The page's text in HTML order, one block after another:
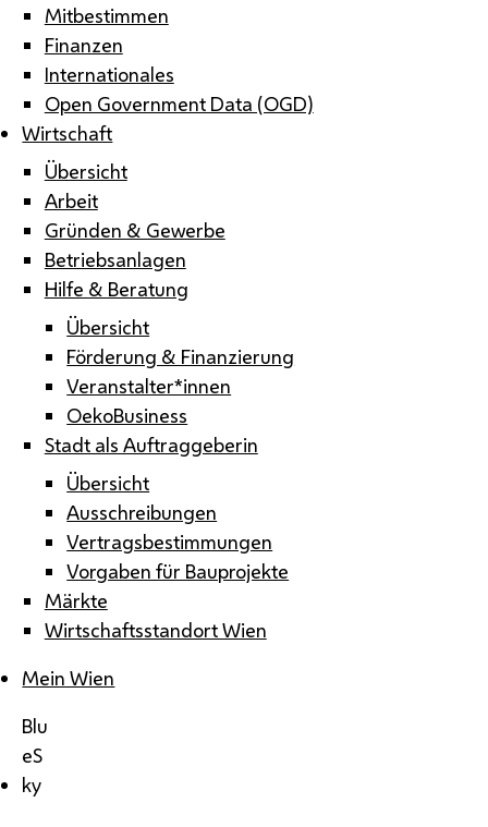
Mitbestimmen
Finanzen
Internationales
Open Government Data (OGD)
Wirtschaft
Übersicht
Arbeit
Gründen & Gewerbe
Betriebsanlagen
Hilfe & Beratung
Übersicht
Förderung & Finanzierung
Veranstalter*innen
OekoBusiness
Stadt als Auftraggeberin
Übersicht
Ausschreibungen
Vertragsbestimmungen
Vorgaben für Bauprojekte
Märkte
Wirtschaftsstandort Wien
Mein Wien
Blu
eS
ky